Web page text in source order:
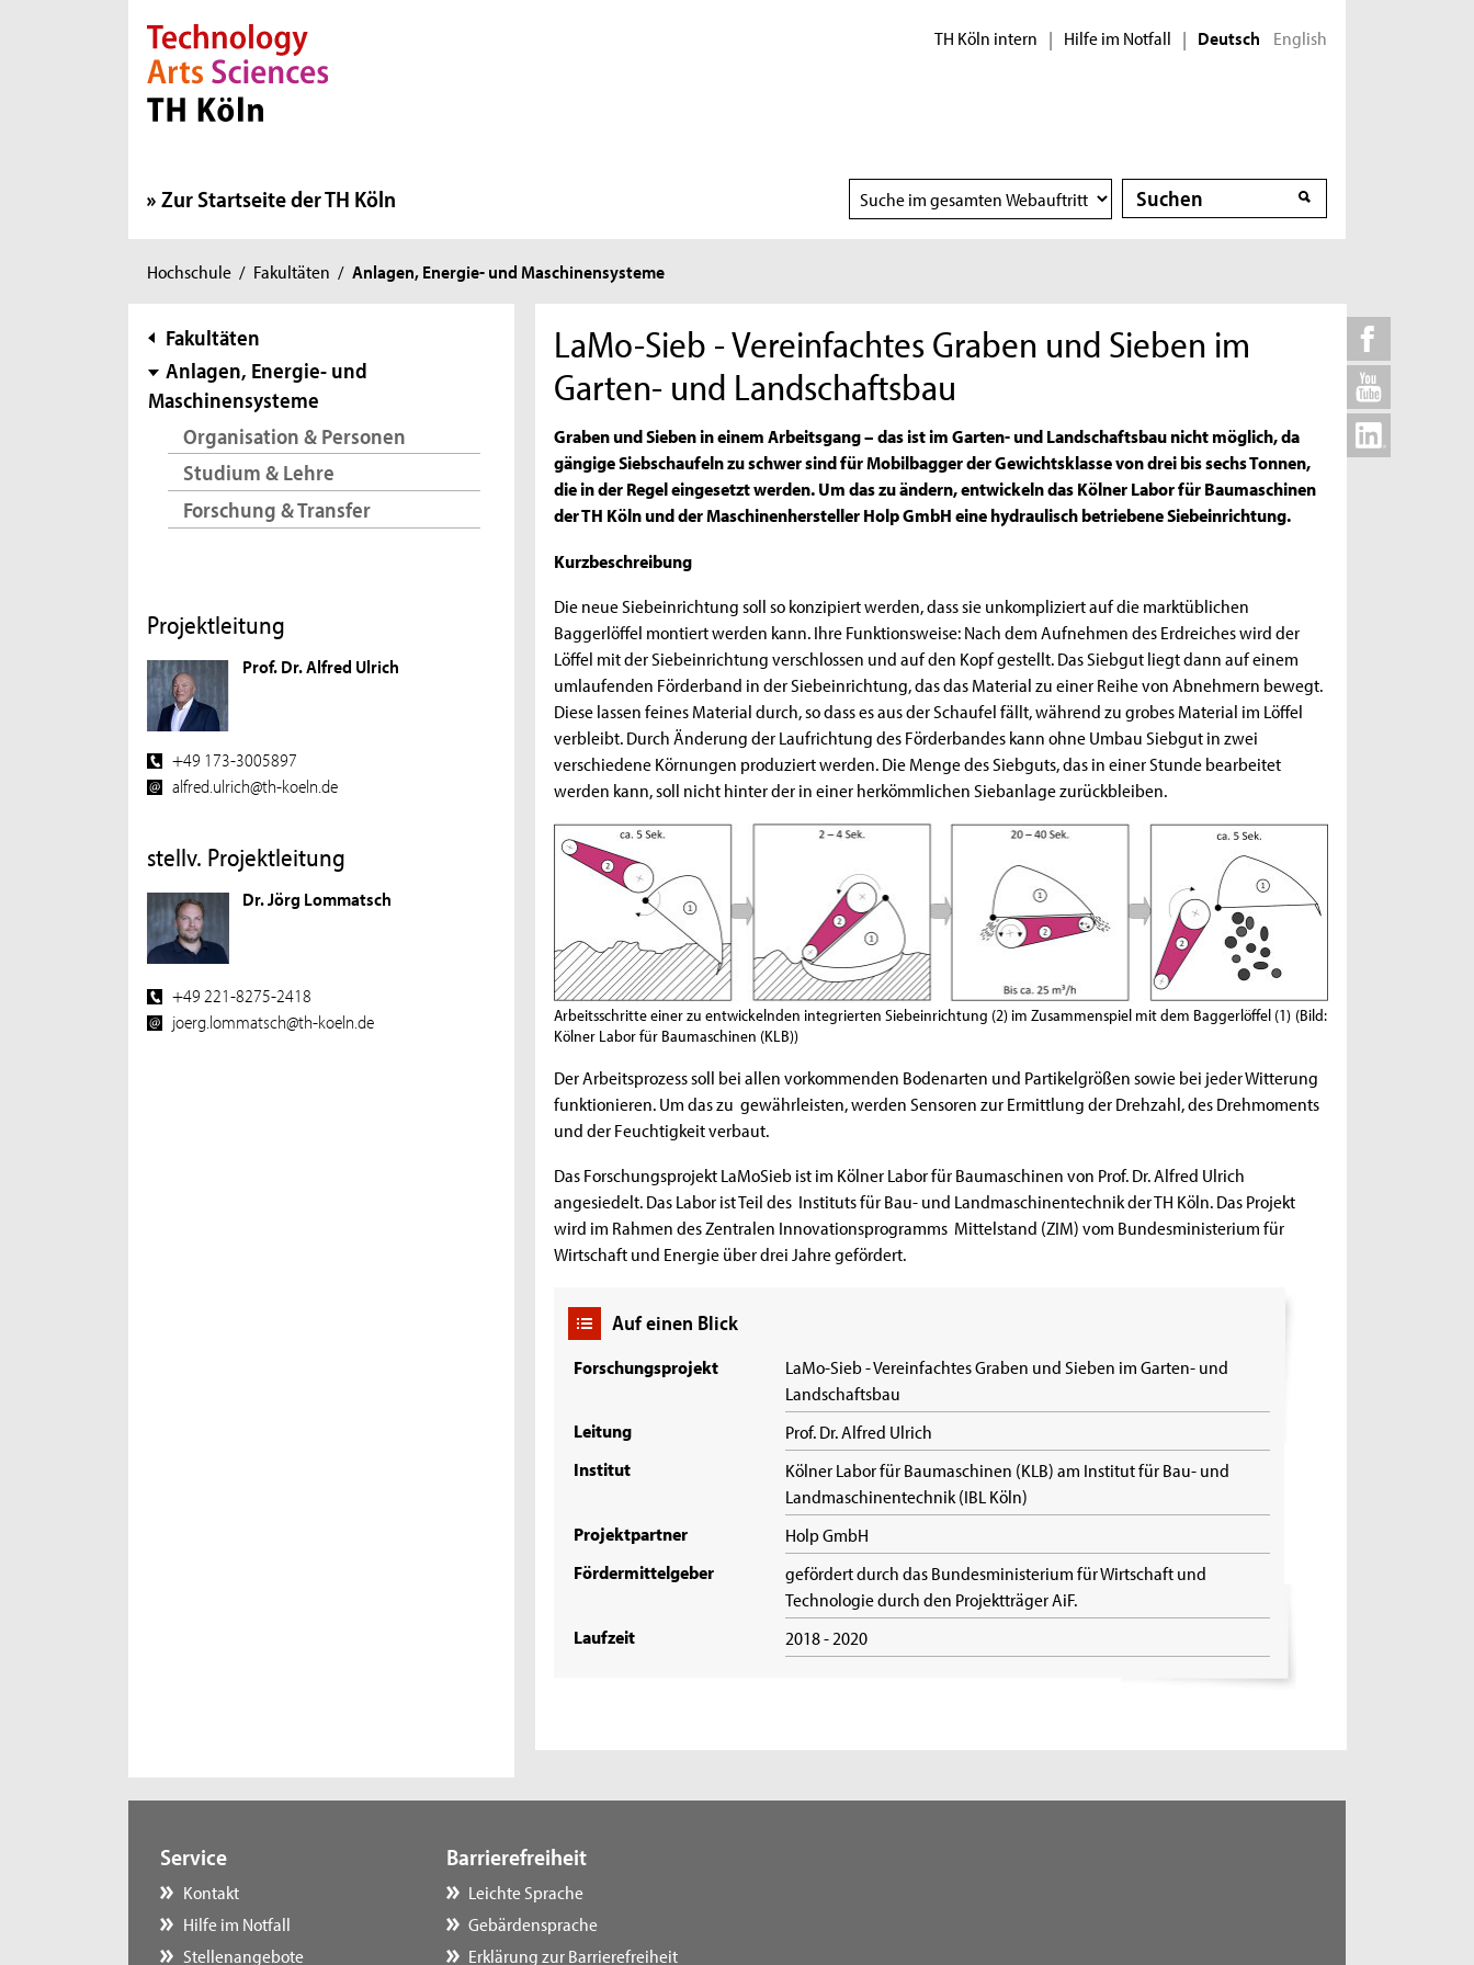
Direkt zur Hauptnavigation
Direkt zur Subnavigation
Direkt zum Inhalt
Direkt zum Fußbereich TH Köln intern | Hilfe im Notfall | Deutsch English
Zur Startseite der TH Köln
Suchbereich
wählen
Suche
Suche
Sie
hier:
Hochschule / Fakultäten / Anlagen, Energie- und Maschinensysteme
Subnavigation
Fakultäten
Anlagen, Energie- und
Maschinensysteme
Organisation & Personen
Studium & Lehre
Forschung & Transfer
Projektleitung
Prof. Dr. Alfred Ulrich
+49 173-3005897
alfred.ulrich@th-koeln.de
stellv. Projektleitung
Dr. Jörg Lommatsch
+49 221-8275-2418
joerg.lommatsch@th-koeln.de
LaMo-Sieb - Vereinfachtes Graben und Sieben im
Garten- und Landschaftsbau
Graben und Sieben in einem Arbeitsgang – das ist im Garten- und Landschaftsbau nicht möglich, da
gängige Siebschaufeln zu schwer sind für Mobilbagger der Gewichtsklasse von drei bis sechs Tonnen,
die in der Regel eingesetzt werden. Um das zu ändern, entwickeln das Kölner Labor für Baumaschinen
der TH Köln und der Maschinenhersteller Holp GmbH eine hydraulisch betriebene Siebeinrichtung.
Kurzbeschreibung
Die neue Siebeinrichtung soll so konzipiert werden, dass sie unkompliziert auf die marktüblichen
Baggerlöffel montiert werden kann. Ihre Funktionsweise: Nach dem Aufnehmen des Erdreiches wird der
Löffel mit der Siebeinrichtung verschlossen und auf den Kopf gestellt. Das Siebgut liegt dann auf einem
umlaufenden Förderband in der Siebeinrichtung, das das Material zu einer Reihe von Abnehmern bewegt.
Diese lassen feines Material durch, so dass es aus der Schaufel fällt, während zu grobes Material im Löffel
verbleibt. Durch Änderung der Laufrichtung des Förderbandes kann ohne Umbau Siebgut in zwei
verschiedene Körnungen produziert werden. Die Menge des Siebguts, das in einer Stunde bearbeitet
werden kann, soll nicht hinter der in einer herkömmlichen Siebanlage zurückbleiben.
Arbeitsschritte einer zu entwickelnden integrierten Siebeinrichtung (2) im Zusammenspiel mit dem Baggerlöffel (1) (Bild:
Kölner Labor für Baumaschinen (KLB))
Der Arbeitsprozess soll bei allen vorkommenden Bodenarten und Partikelgrößen sowie bei jeder Witterung
funktionieren. Um das zu gewährleisten, werden Sensoren zur Ermittlung der Drehzahl, des Drehmoments
und der Feuchtigkeit verbaut.
Das Forschungsprojekt LaMoSieb ist im Kölner Labor für Baumaschinen von Prof. Dr. Alfred Ulrich
angesiedelt. Das Labor ist Teil des Instituts für Bau- und Landmaschinentechnik der TH Köln. Das Projekt
wird im Rahmen des Zentralen Innovationsprogramms Mittelstand (ZIM) vom Bundesministerium für
Wirtschaft und Energie über drei Jahre gefördert.
Auf einen Blick
Forschungsprojekt
LaMo-Sieb - Vereinfachtes Graben und Sieben im Garten- und
Landschaftsbau
Leitung
Prof. Dr. Alfred Ulrich
Institut
Kölner Labor für Baumaschinen (KLB) am Institut für Bau- und
Landmaschinentechnik (IBL Köln)
Projektpartner
Holp GmbH
Fördermittelgeber
gefördert durch das Bundesministerium für Wirtschaft und
Technologie durch den Projektträger AiF.
Laufzeit
2018 - 2020
Service
Kontakt
Hilfe im Notfall
Stellenangebote
Barrierefreiheit
Leichte Sprache
Gebärdensprache
Erklärung zur Barrierefreiheit